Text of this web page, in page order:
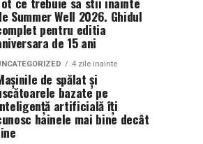
Summer Well 2026. Ghidul
pentru editia
de 15 ani
4 zile inainte
de spălat și
bazate pe
artificială îți
hainele mai bine decât